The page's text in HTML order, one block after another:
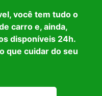
você tem tudo o
carro e, ainda,
disponíveis 24h.
que cuidar do seu